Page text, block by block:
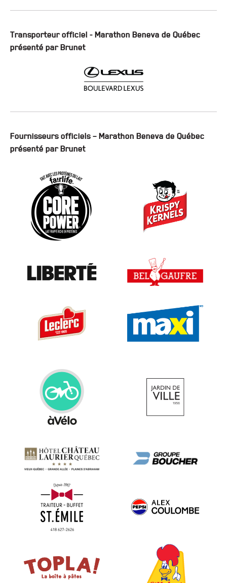
Transporteur officiel - Marathon Beneva de Québec
présenté par Brunet
Fournisseurs officiels – Marathon Beneva de Québec
présenté par Brunet